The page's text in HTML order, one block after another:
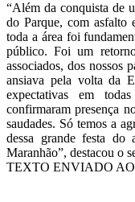
“Além da conquista de
do Parque, com asfalto
toda a área foi
público. Foi um
associados, dos nossos
ansiava pela volta da
expectativas em
confirmaram presença
saudades. Só temos a
dessa grande festa do
Maranhão”, destacou o
TEXTO ENVIADO